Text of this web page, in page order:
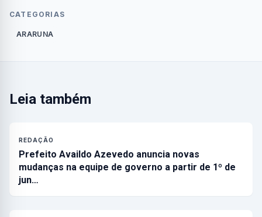
CATEGORIAS
ARARUNA
Leia também
REDAÇÃO
Prefeito Availdo Azevedo anuncia novas
mudanças na equipe de governo a partir de 1º de
jun…